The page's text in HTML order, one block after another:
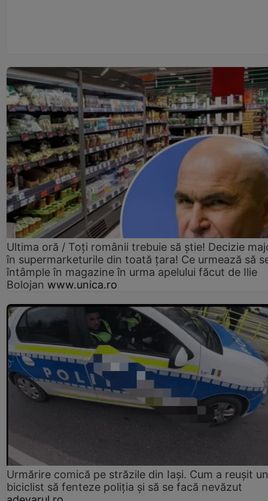
Ultima oră / Toți românii trebuie să știe! Decizie
în supermarketurile din toată țara! Ce urmează să
întâmple în magazine în urma apelului făcut de Ilie
Bolojan www.unica.ro
Urmărire comică pe străzile din Iași. Cum a reușit un
biciclist să fenteze poliția și să se facă nevăzut